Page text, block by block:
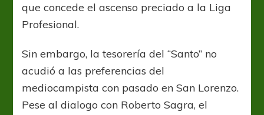
que concede el ascenso preciado a la Liga
Profesional.
Sin embargo, la tesorería del “Santo” no
acudió a las preferencias del
mediocampista con pasado en San Lorenzo.
Pese al dialogo con Roberto Sagra, el